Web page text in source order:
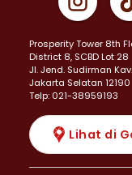
Prosperity Tower 8th
District 8, SCBD Lot 28
JI. Jend. Sudirman
Jakarta Selatan 12190
Telp: 021-38959193
Lihat di